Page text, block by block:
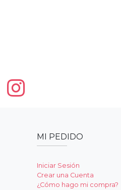
MI PEDIDO
Iniciar Sesión
Crear una Cuenta
¿Cómo hago mi compra?